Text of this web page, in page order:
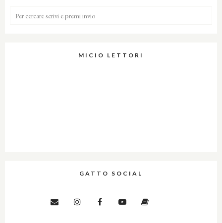
MICIO LETTORI
GATTO SOCIAL